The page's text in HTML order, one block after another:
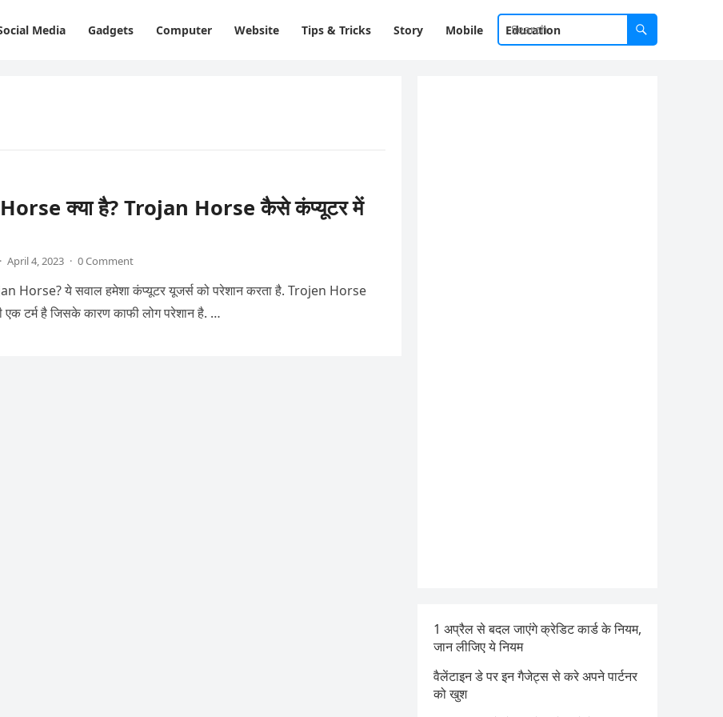
Media Gadgets Computer Website Tips & Tricks Story Mobile Education
क्या है? Trojan Horse कैसे कंप्यूटर में
· April 4, 2023 · 0 Comment
Horse? ये सवाल हमेशा कंप्यूटर यूजर्स को परेशान करता है. Trojen Horse
एक टर्म है जिसके कारण काफी लोग परेशान है. …
1 अप्रैल से बदल जाएंगे क्रेडिट कार्ड के नियम,
जान लीजिए ये नियम
वैलेंटाइन डे पर इन गैजेट्स से करे अपने पार्टनर
को खुश